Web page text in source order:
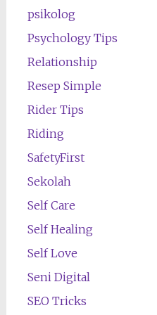
psikolog
Psychology Tips
Relationship
Resep Simple
Rider Tips
Riding
SafetyFirst
Sekolah
Self Care
Self Healing
Self Love
Seni Digital
SEO Tricks